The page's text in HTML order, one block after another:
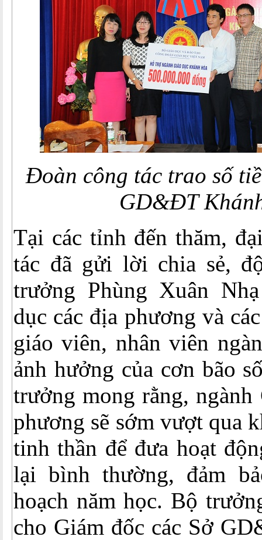
Đoàn công tác trao số
GD&ĐT
Tại các tỉnh đến thăm,
tác đã gửi lời chia sẻ,
trưởng Phùng Xuân
dục các địa phương và
giáo viên, nhân viên
ảnh hưởng của cơn bão
trưởng mong rằng, ngành
phương sẽ sớm vượt qua
tinh thần để đưa hoạt
lại bình thường, đảm
hoạch năm học. Bộ
cho Giám đốc các Sở